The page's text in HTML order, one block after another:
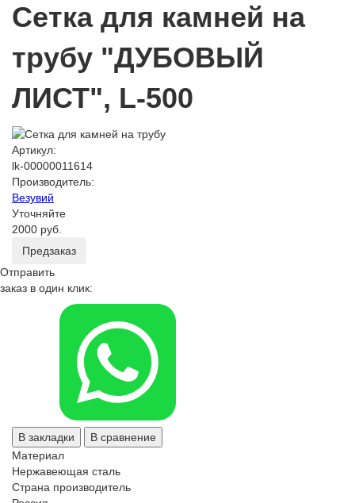
Сетка для камней на
трубу "ДУБОВЫЙ
ЛИСТ", L-500
Артикул:
lk-00000011614
Производитель:
Везувий
Уточняйте
2000 руб.
Предзаказ
Отправить
заказ в один клик:
В закладки
В сравнение
Материал
Нержавеющая сталь
Страна производитель